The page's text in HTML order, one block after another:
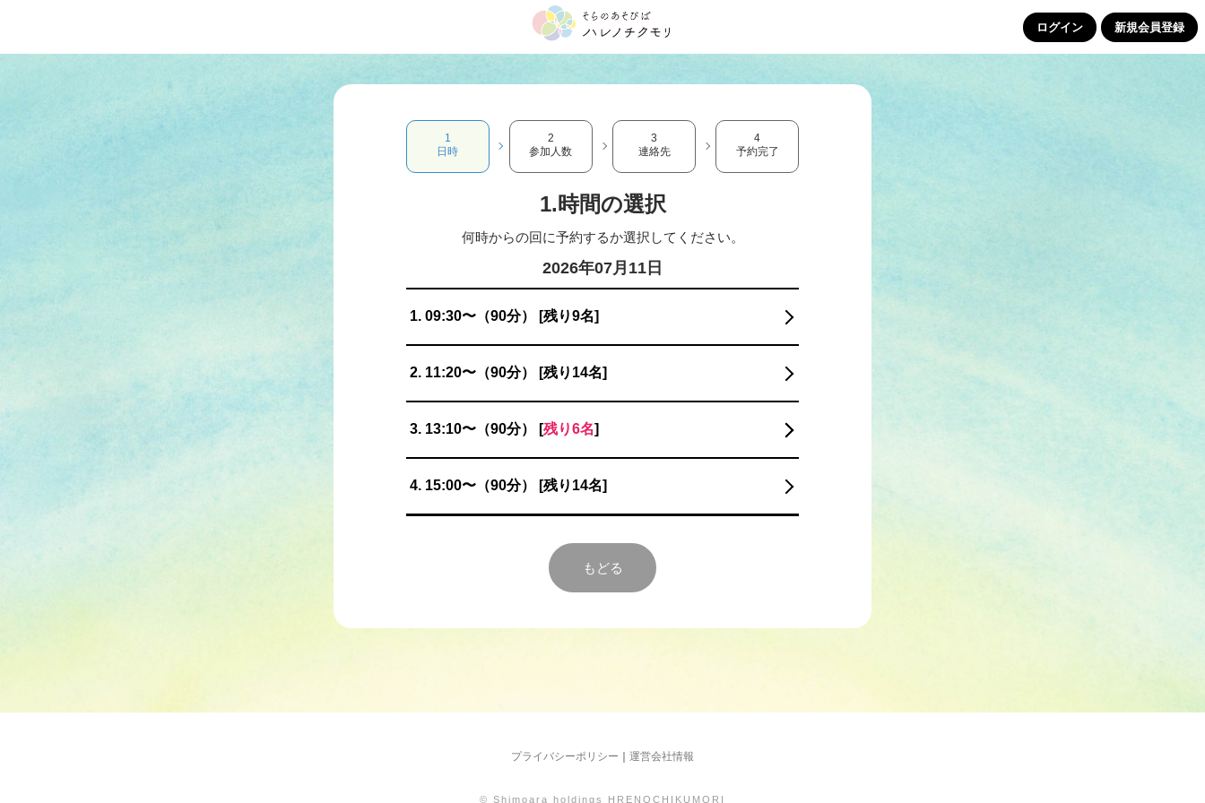
ログイン 新規会員登録
1
日時
2
参加人数
3
連絡先
4
予約完了
1.時間の選択
何時からの回に予約するか選択してください。
2026年07月11日
1. 09:30〜（90分） [残り9名]
2. 11:20〜（90分） [残り14名]
3. 13:10〜（90分） [残り6名]
4. 15:00〜（90分） [残り14名]
もどる
プライバシーポリシー ｜ 運営会社情報
© Shimoara holdings HRENOCHIKUMORI